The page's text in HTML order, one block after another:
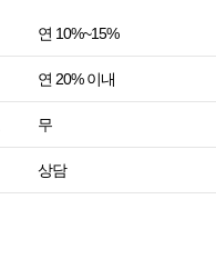
연 10%~15%
연 20% 이내
무
상담